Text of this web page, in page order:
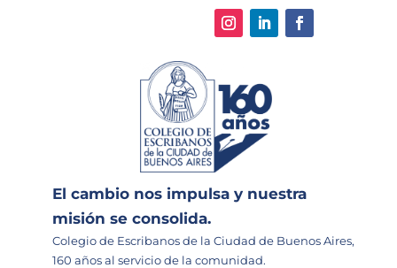
El cambio nos impulsa y nuestra
misión se consolida.
Colegio de Escribanos de la Ciudad de Buenos Aires,
160 años al servicio de la comunidad.